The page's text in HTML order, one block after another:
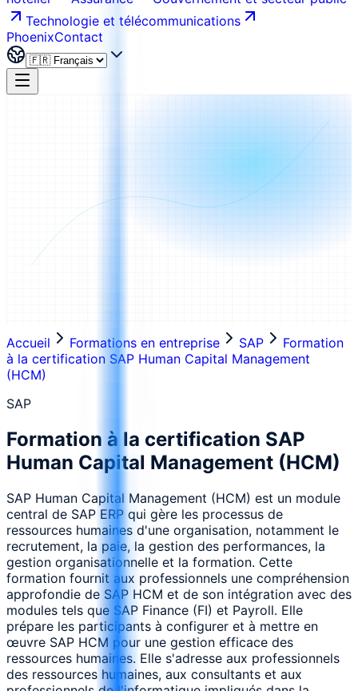
Technologie et télécommunications
PhoenixContact
Accueil Formations en entreprise SAP
Formation
à la certification SAP Human Capital Management
(HCM)
SAP
Formation à la certification SAP
Human Capital Management (HCM)
SAP Human Capital Management (HCM) est un module
central de SAP ERP qui gère les processus de
ressources humaines d'une organisation, notamment le
recrutement, la paie, la gestion des performances, la
gestion organisationnelle et la formation. Cette
formation fournit aux professionnels une compréhension
approfondie de SAP HCM et de son intégration avec des
modules tels que SAP Finance (FI) et Payroll. Elle
prépare les participants à configurer et à mettre en
œuvre SAP HCM pour une gestion efficace des
ressources humaines. Elle s'adresse aux professionnels
des ressources humaines, aux consultants et aux